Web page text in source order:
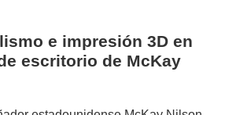
e impresión 3D en
escritorio de McKay